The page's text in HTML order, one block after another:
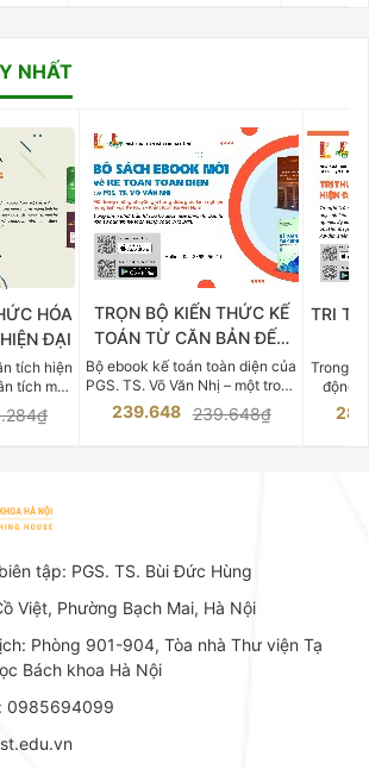
NHẤT
HÓA
ĐẠI
tích hiện
tích môi
Tiến sĩ
những
tại Việt
mang
hoàn
dụng
cả hai
TRỌN BỘ KIẾN THỨC KẾ
TOÁN TỪ CĂN BẢN ĐẾN
CHUYÊN SÂU
Bộ ebook kế toán toàn diện của
PGS. TS. Võ Văn Nhị – một trong
những chuyên gia hàng đầu,
giàu kinh nghiệm trong lĩnh vực
239.648 239.648₫
TRI
Trong
động
việc
tế và
lý. Các
tập: PGS. TS. Bùi Đức Hùng
Việt, Phường Bạch Mai, Hà Nội
Phòng 901-904, Tòa nhà Thư viện Tạ
Bách khoa Hà Nội
0985694099